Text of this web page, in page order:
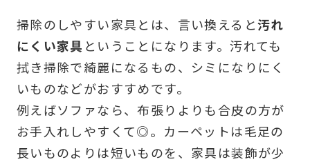
掃除のしやすい家具とは、言い換えると汚れ
にくい家具 ということになります。汚れても
拭き掃除で綺麗になるもの、シミになりにく
いものなどがおすすめです。
例えばソファなら、布張りよりも合皮の方が
お手入れしやすくて◎。カーペットは毛足の
長いものよりは短いものを、家具は装飾が少